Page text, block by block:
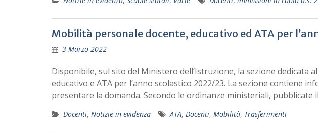
Mobilità personale docente, educativo ed ATA per
3 Marzo 2022
Disponibile, sul sito del Ministero dell’Istruzione, la sezione dedicata
educativo e ATA per l’anno scolastico 2022/23. La sezione contiene
presentare la domanda. Secondo le ordinanze ministeriali, pubblicate
Docenti, Notizie in evidenza ATA, Docenti, Mobilità, Trasferimenti